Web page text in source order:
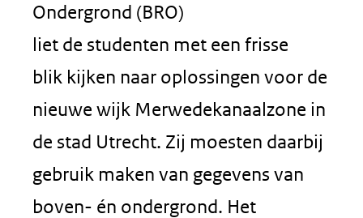
Ondergrond (BRO)
liet de studenten met een frisse
blik kijken naar oplossingen voor de
nieuwe wijk Merwedekanaalzone in
de stad Utrecht. Zij moesten daarbij
gebruik maken van gegevens van
boven- én ondergrond. Het